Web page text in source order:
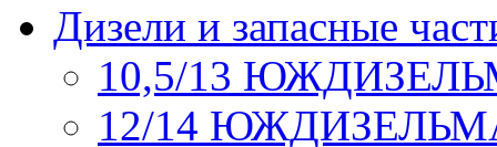
Дизели и запасные
10,5/13
12/14